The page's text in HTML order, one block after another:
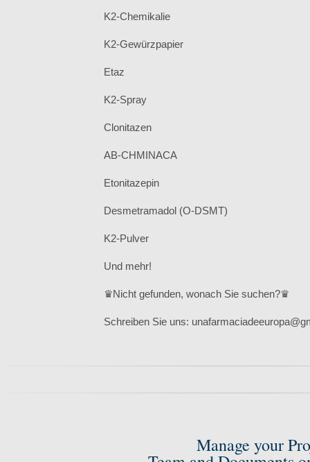
K2-Chemikalie
K2-Gewürzpapier
Etaz
K2-Spray
Clonitazen
AB-CHMINACA
Etonitazepin
Desmetramadol (O-DSMT)
K2-Pulver
Und mehr!
♛Nicht gefunden, wonach Sie suchen?♛
Schreiben Sie uns:
Manage your